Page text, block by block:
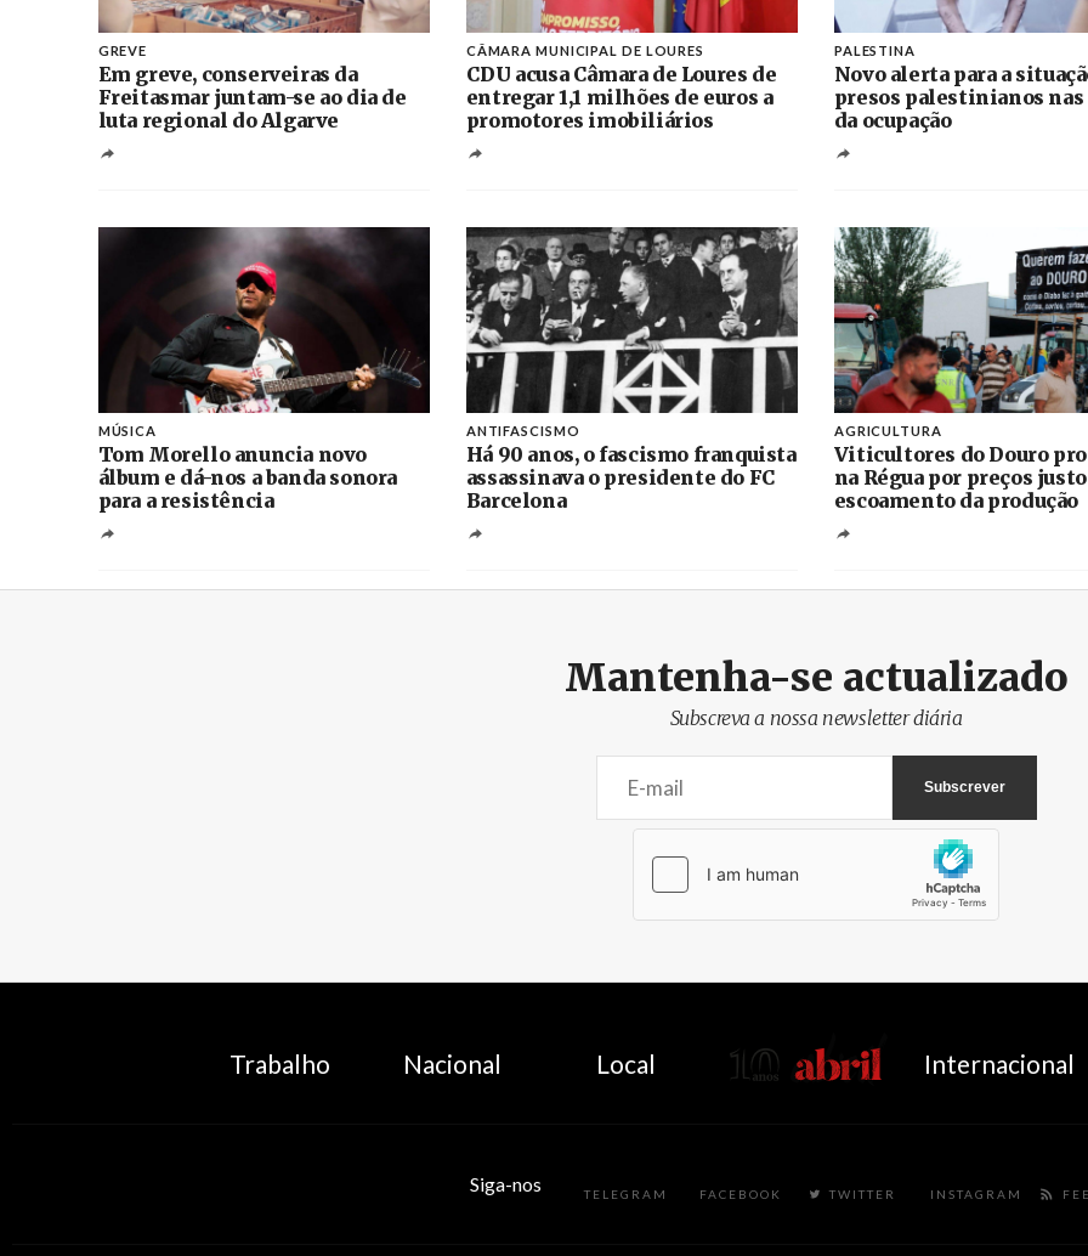
GREVE
Em greve, conserveiras da
Freitasmar juntam-se ao dia de
luta regional do Algarve
CÂMARA MUNICIPAL DE LOURES
CDU acusa Câmara de Loures de
entregar 1,1 milhões de euros a
promotores imobiliários
PALESTINA
Novo alerta para a
presos palestinianos nas
da ocupação
MÚSICA
Tom Morello anuncia novo
álbum e dá-nos a banda sonora
para a resistência
ANTIFASCISMO
Há 90 anos, o fascismo franquista
assassinava o presidente do FC
Barcelona
AGRICULTURA
Viticultores do Douro
na Régua por preços
escoamento da produção
Mantenha-se actualizado
Subscreva a nossa newsletter diária
Trabalho Nacional Local AbrilAbril Internacional
Siga-nos TELEGRAM FACEBOOK TWITTER INSTAGRAM